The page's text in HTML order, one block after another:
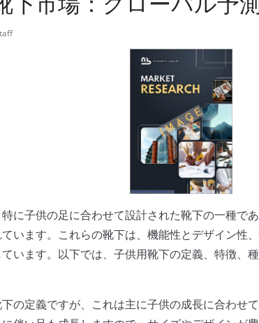
に子供の足に合わせて設計された靴下の一種で
います。これらの靴下は、機能性とデザイン性
います。以下では、子供用靴下の定義、特徴、
の定義ですが、これは主に子供の成長に合わせ